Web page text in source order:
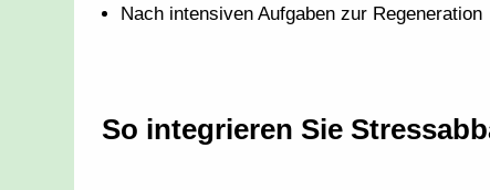
Nach intensiven Aufgaben zur Regeneration
So integrieren Sie